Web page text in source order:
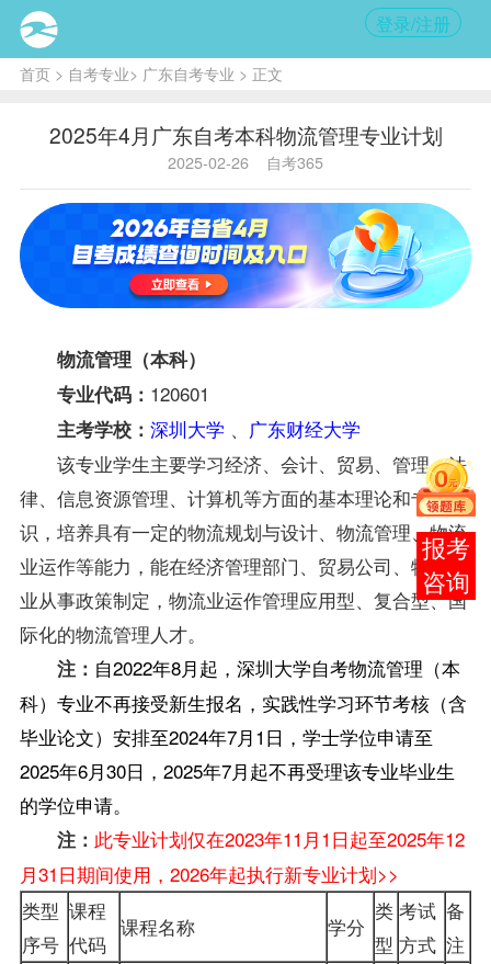
登录/注册
首页> 自考专业> 广东自考专业 > 正文
2025年4月广东自考本科物流管理专业计划
2025-02-26 自考365
物流管理（本科）
专业代码： 120601
主考学校： 深圳大学 、 广东财经大学
该专业学生主要学习经济、会计、贸易、管理、法
律、信息资源管理、计算机等方面的基本理论和专门知
识，培养具有一定的物流规划与设计、物流管理、物流
业运作等能力，能在经济管理部门、贸易公司、物流企
业从事政策制定，物流业运作管理应用型、复合型、国
际化的物流管理人才。
注： 自2022年8月起，深圳大学自考物流管理（本
科）专业不再接受新生报名，实践性学习环节考核（含
毕业论文）安排至2024年7月1日，学士学位申请至
2025年6月30日，2025年7月起不再受理该专业毕业生
的学位申请。
注： 此专业计划仅在2023年11月1日起至2025年12
月31日期间使用，2026年起执行新专业计划>>
类型
序号
课程
代码
课程名称 学分
类
型
考试
方式
备
注
在线
客服